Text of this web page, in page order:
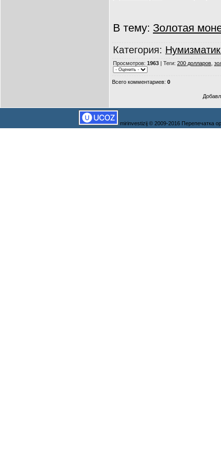
В тему: Золотая
Категория:
Просмотров: 1963 | Теги: 200 долларов
Всего комментариев: 0
mirinvestizij © 2009-2016 Перепечатка